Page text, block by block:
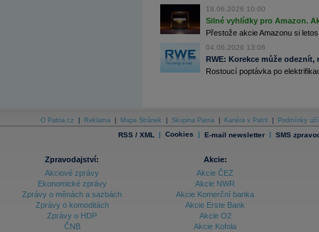
Archiv - Horké Zprávy
Archiv - Měsíční makroekonomické přehledy
Archiv - Souhrnné zprávy o vývoji ČR
Archiv - Treasury alerty
Archiv - Vývoj české koruny
18.06.2026 10:00
Silné vyhlídky pro Amazon.
Přestože akcie Amazonu si
04.06.2026 13:06
RWE: Korekce může
Rostoucí poptávka po
O Patria.cz Reklama Mapa Stránek Skupina Patria Kariéra v Patrii Podmínky
RSS / XML | Cookies | E-mail newsletter | SMS
Zpravodajství:
Akciové zprávy
Ekonomické zprávy
Zprávy o měnách a sazbách
Zprávy o komoditách
Zprávy o HDP
ČNB
Akcie:
Akcie ČEZ
Akcie NWR
Akcie Komerční banka
Akcie Erste Bank
Akcie O2
Akcie Kofola